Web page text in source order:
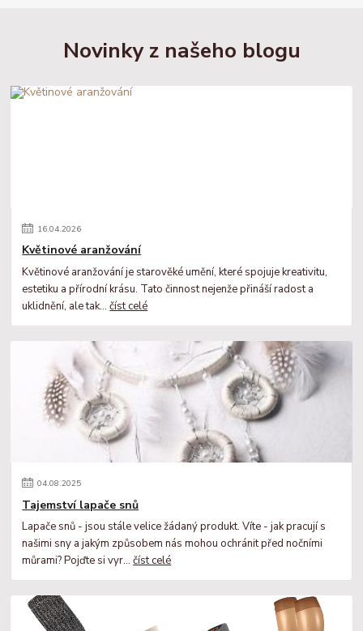
Novinky z našeho blogu
16.04.2026
Květinové aranžování
Květinové aranžování je starověké umění, které spojuje kreativitu,
estetiku a přírodní krásu. Tato činnost nejenže přináší radost a
uklidnění, ale tak...číst celé
04.08.2025
Tajemství lapače snů
Lapače snů - jsou stále velice žádaný produkt. Víte - jak pracují s
našimi sny a jakým způsobem nás mohou ochránit před nočními
můrami? Pojďte si vyr...číst celé